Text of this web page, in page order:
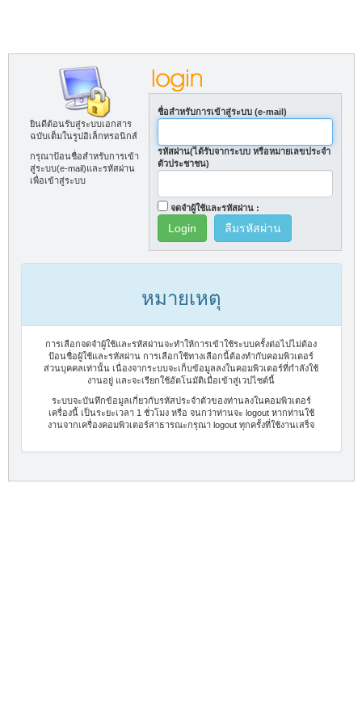
ชื่อสำหรับการเข้าสู่ระบบ (e-mail)
รหัสผ่าน(ได้รับจากระบบ หรือหมายเลขประจำ
ตัวประชาชน)
จดจำผู้ใช้และรหัสผ่าน :
ลืมรหัสผ่าน
ยินดีต้อนรับสู่ระบบเอกสาร
ฉบับเต็มในรูปอิเล็กทรอนิกส์
กรุณาป้อนชื่อสำหรับการเข้า
สู่ระบบ(e-mail)และรหัสผ่าน
เพื่อเข้าสู่ระบบ
หมายเหตุ
การเลือกจดจำผู้ใช้และรหัสผ่านจะทำให้การเข้าใช้ระบบครั้งต่อไปไม่ต้อง
ป้อนชื่อผู้ใช้และรหัสผ่าน การเลือกใช้ทางเลือกนี้ต้องทำกับคอมพิวเตอร์
ส่วนบุคคลเท่านั้น เนื่องจากระบบจะเก็บข้อมูลลงในคอมพิวเตอร์ที่กำลังใช้
งานอยู่ และจะเรียกใช้อัตโนมัติเมื่อเข้าสู่เวปไซต์นี้
ระบบจะบันทึกข้อมูลเกี่ยวกับรหัสประจำตัวของท่านลงในคอมพิวเตอร์
เครื่องนี้ เป็นระยะเวลา 1 ชั่วโมง หรือ จนกว่าท่านจะ logout หากท่านใช้
งานจากเครื่องคอมพิวเตอร์สาธารณะกรุณา logout ทุกครั้งที่ใช้งานเสร็จ